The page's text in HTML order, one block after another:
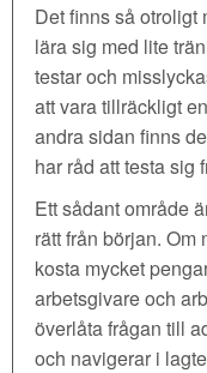
Det finns så otroligt
lära sig med lite
testar och
att vara tillräckligt
andra sidan finns
har råd att testa sig
Ett sådant område
rätt från början. Om
kosta mycket
arbetsgivare och
överlåta frågan till
och navigerar i